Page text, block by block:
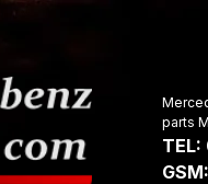
TEL: